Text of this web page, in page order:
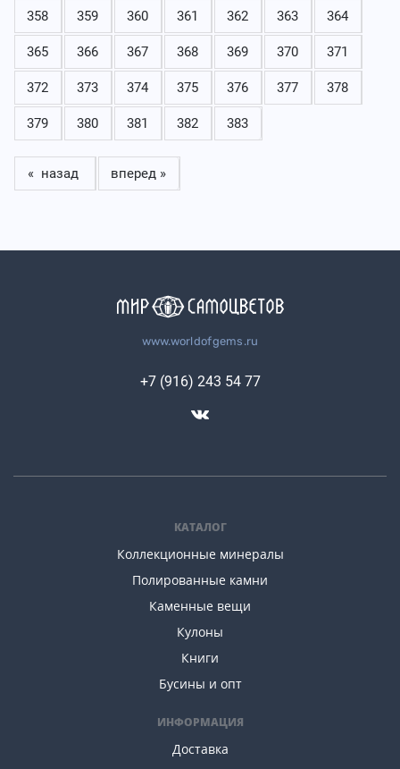
358 359 360 361 362 363 364
365 366 367 368 369 370 371
372 373 374 375 376 377 378
379 380 381 382 383
« назад вперед »
www.worldofgems.ru
КАТАЛОГ
Коллекционные минералы
Полированные камни
Каменные вещи
Кулоны
Книги
Бусины и опт
ИНФОРМАЦИЯ
Доставка
+7 (916) 243 54 77